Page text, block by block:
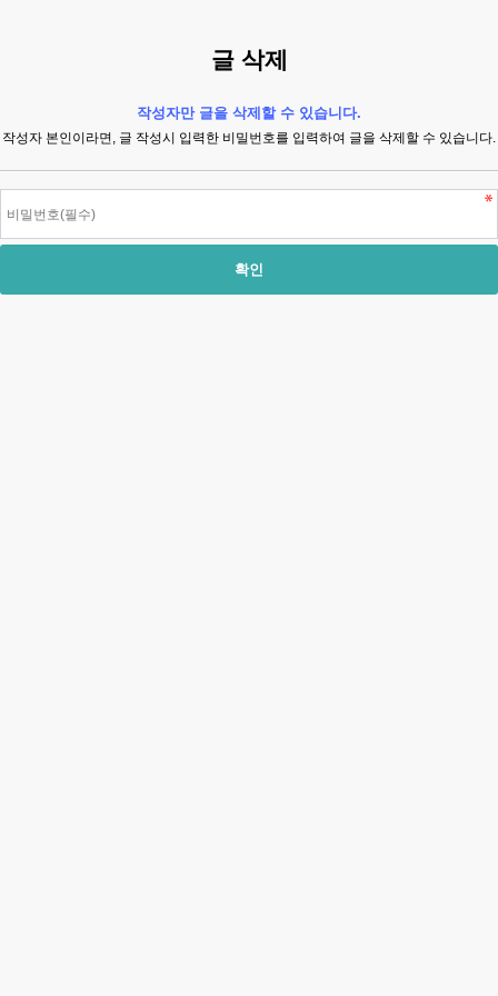
글 삭제
작성자만 글을 삭제할 수 있습니다.
작성자 본인이라면, 글 작성시 입력한 비밀번호를 입력하여 글을 삭제할 수 있습니다.